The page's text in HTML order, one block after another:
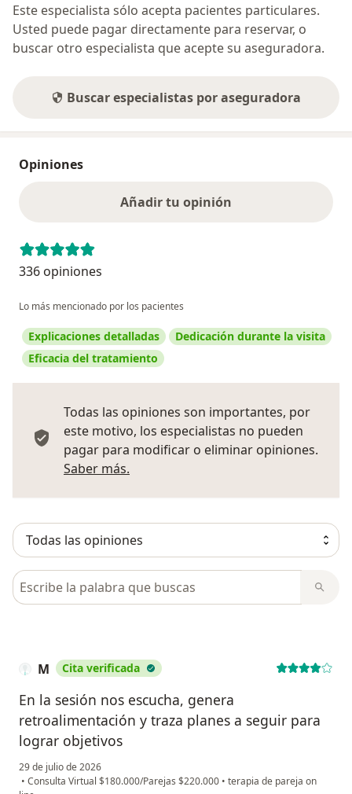
Este especialista sólo acepta pacientes particulares.
Usted puede pagar directamente para reservar, o
buscar otro especialista que acepte su aseguradora.
Buscar especialistas por aseguradora
Opiniones
Añadir tu opinión
336 opiniones
Lo más mencionado por los pacientes
Explicaciones detalladas
Dedicación durante la visita
Eficacia del tratamiento
Todas las opiniones son importantes, por
este motivo, los especialistas no pueden
pagar para modificar o eliminar opiniones.
Saber más.
Busca en opiniones
M Cita verificada
En la sesión nos escucha, genera
retroalimentación y traza planes a seguir para
lograr objetivos
29 de julio de 2026
• Consulta Virtual $180.000/Parejas $220.000 • terapia de pareja on